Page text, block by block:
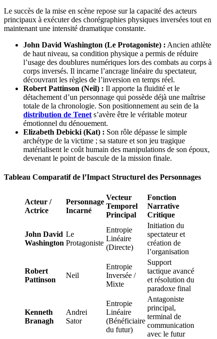
Le succès de la mise en scène repose sur la capacité des acteurs
principaux à exécuter des chorégraphies physiques inversées tout en
maintenant une intensité dramatique constante.
John David Washington (Le Protagoniste) : Ancien athlète
de haut niveau, sa condition physique a permis de réduire
l’usage des doublures numériques lors des combats au corps à
corps inversés. Il incarne l’ancrage linéaire du spectateur,
découvrant les règles de l’inversion en temps réel.
Robert Pattinson (Neil) : Il apporte la fluidité et le
détachement d’un personnage qui possède déjà une maîtrise
totale de la chronologie. Son positionnement au sein de la
distribution de Tenet s’avère être le véritable moteur
émotionnel du dénouement.
Elizabeth Debicki (Kat) : Son rôle dépasse le simple
archétype de la victime ; sa stature et son jeu tragique
matérialisent le coût humain des manipulations de son époux,
devenant le point de bascule de la mission finale.
Tableau Comparatif de l’Impact Structurel des Personnages
Acteur /
Actrice
Personnage
Incarné
Vecteur
Temporel
Principal
Fonction
Narrative
Critique
John David
Washington
Le
Protagoniste
Entropie
Linéaire
(Directe)
Initiation du
spectateur et
création de
l’organisation
Robert
Pattinson
Neil
Entropie
Inversée /
Mixte
Support
tactique avancé
et résolution du
paradoxe final
Kenneth
Branagh
Andrei
Sator
Entropie
Linéaire
(Bénéficiaire
du futur)
Antagoniste
principal,
terminal de
communication
avec le futur